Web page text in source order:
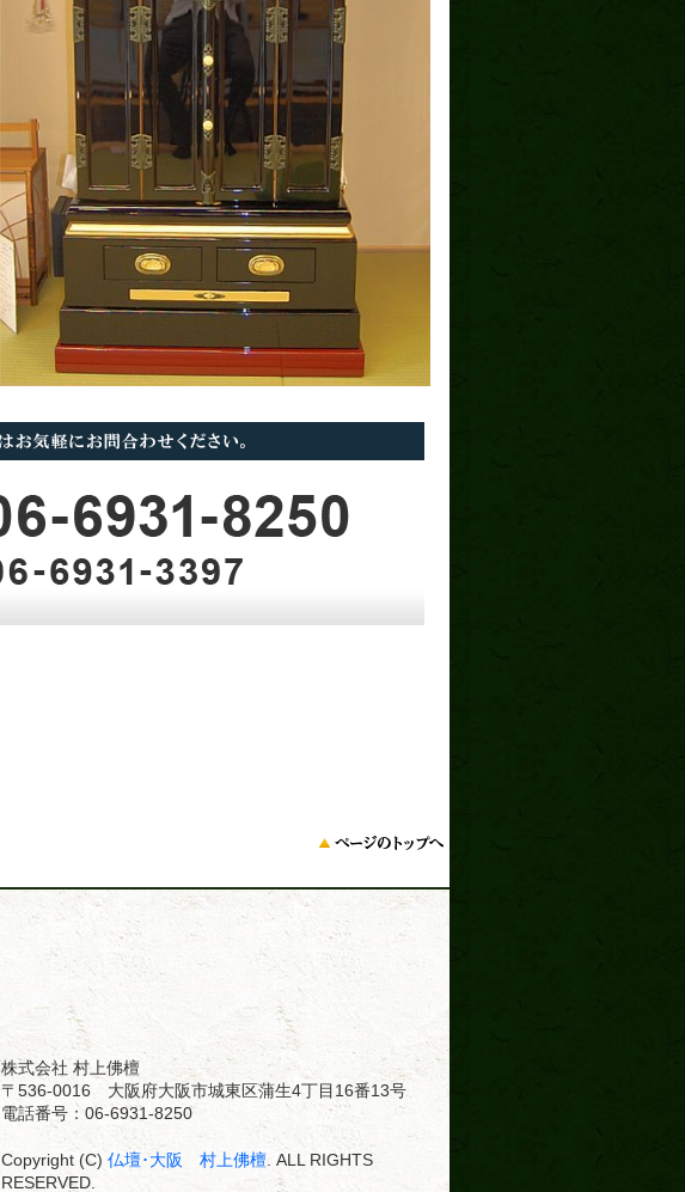
株式会社 村上佛檀
〒536-0016 大阪府大阪市城東区蒲生4丁目16番13号
電話番号：06-6931-8250
Copyright (C) 仏壇･大阪 村上佛檀 . ALL RIGHTS
RESERVED.